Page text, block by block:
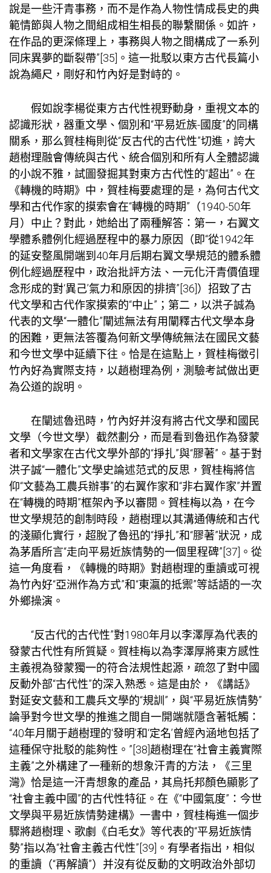
說是一些汗青事務，而不是作為人物性情成長史的典
範情節與人物之間組成相生相長的聯繫關係。如許，
在作品的更深條理上，事務與人物之間構成了一系列
同床異夢的斷裂帶”[35]。這一批駁以東方古代長篇小
說為繩尺，剛好和竹內好是對峙的。
假如說李楊從東方古代性視野動身，重視文本的
認識形狀，器重文學、個別和“平易近族-國度”的同構
關系，那么賀桂梅則從“反古代的古代性”切進，誇大
趙樹理融會傳統與古代、統合個別和所有人全體認識
的小說不雅，試圖發掘其對東方古代性的“超出”。在
《轉機的時期》中，賀桂梅要處理的是，為何古代文
學和古代作家的摸索會在“轉機的時期”（1940-50年
月）中止？對此，她給出了兩種解答：第一，右翼文
學體系體例化經過歷程中的暴力原因（即“從1942年
的延安整風開端到40年月后期右翼文學規范的體系體
例化經過歷程中，政治批評方法、一元化汗青價值理
念形成的對‘異己’氣力和原因的排擠”[36]）招致了古
代文學和古代作家摸索的“中止”；第二，以洪子誠為
代表的文學“一體化”闡述無法有用闡釋古代文學本身
的困難，更無法答覆為何新文學傳統無法在國民文藝
和今世文學中延續下往。恰是在這點上，賀桂梅徵引
竹內好為實際支持，以趙樹理為例，測驗考試做出更
為公道的說明。
在闡述魯迅時，竹內好并沒有將古代文學和國民
文學（今世文學）截然劃分，而是看到魯迅作為發蒙
者和文學家在古代文學外部的“掙扎”與“膠著”。基于對
洪子誠“一體化”文學史論述范式的反思，賀桂梅將信
仰“文藝為工農兵辦事”的右翼作家和“非右翼作家”并置
在“轉機的時期”框架內予以審閱。賀桂梅以為，在今
世文學規范的創制時段，趙樹理以其溝通傳統和古代
的淺顯化實行，超脫了魯迅的“掙扎”和“膠著”狀況，成
為茅盾所言“走向平易近族情勢的一個里程碑”[37]。從
這一角度看，《轉機的時期》對趙樹理的重讀或可視
為竹內好“亞洲作為方式”和“東瀛的抵禦”等話語的一次
外鄉操演。
“反古代的古代性”對1980年月以李澤厚為代表的
發蒙古代性有所質疑。賀桂梅以為李澤厚將東方感性
主義視為發蒙獨一的符合法規性起源，疏忽了對中國
反動外部“古代性”的深入熟悉。這是由於，《講話》
對延安文藝和工農兵文學的“規訓”，與“平易近族情勢”
論爭對今世文學的推進之間自一開端就隱含著牴觸：
“40年月關于趙樹理的‘發明’和‘定名’曾經內涵地包括了
這種保守批駁的能夠性。”[38]趙樹理在“社會主義實際
主義”之外構建了一種新的想象汗青的方法，《三里
灣》恰是這一汗青想象的產品，其烏托邦顏色顯影了
“社會主義中國”的古代性特征。在《“中國氣度”：今世
文學與平易近族情勢建構》一書中，賀桂梅進一個步
驟將趙樹理、歌劇《白毛女》等代表的“平易近族情
勢”指以為“社會主義古代性”[39]。有學者指出，相似
的重讀（“再解讀”）并沒有從反動的文明政治外部切